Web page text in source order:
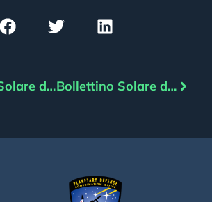
Bollettino Solare del 14/03/2022 Bollettino Solare del 16/03/2022